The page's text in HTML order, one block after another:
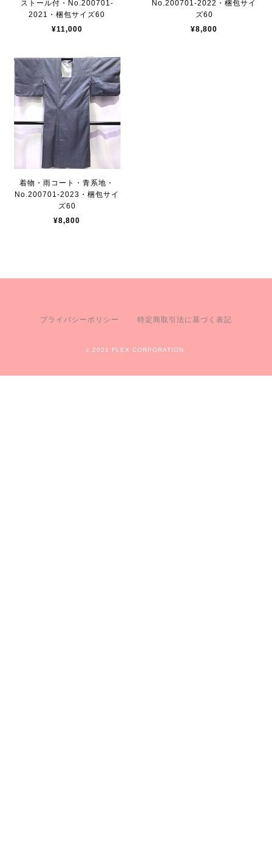
ストール付・No.200701-
2021・梱包サイズ60
¥11,000
No.200701-2022・梱包サイ
ズ60
¥8,800
着物・雨コート・青系地・
No.200701-2023・梱包サイ
ズ60
¥8,800
プライバシーポリシー 特定商取引法に基づく表記
c 2021 FLEX CORPORATION.